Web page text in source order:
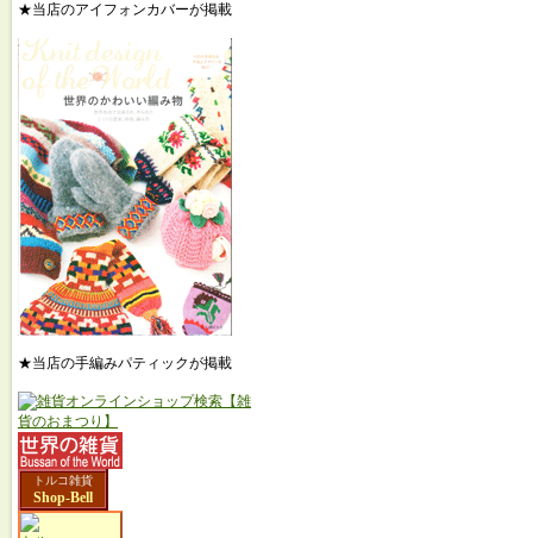
★当店のアイフォンカバーが掲載
★当店の手編みパティックが掲載
トルコ雑貨
Shop-Bell